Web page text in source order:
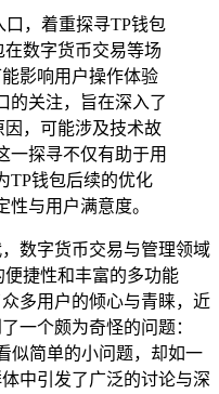
，着重探寻TP钱包
数字货币交易等场
影响用户操作体验
的关注，旨在深入了
，可能涉及技术故
一探寻不仅有助于用
TP钱包后续的优化
与用户满意度。
数字货币交易与管理领域
捷性和丰富的多功能
多用户的倾心与青睐，近
一个颇为奇怪的问题：
似简单的小问题，却如一
中引发了广泛的讨论与深